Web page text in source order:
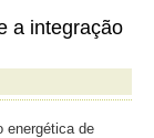
a integração
energética de